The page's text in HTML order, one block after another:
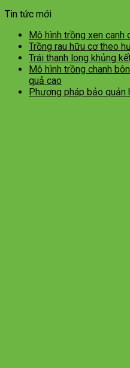
Tin tức mới
Mô hình trồng xen canh
Trồng rau hữu cơ theo
Trái thanh long khủng
Mô hình trồng chanh
quả cao
Phương pháp bảo